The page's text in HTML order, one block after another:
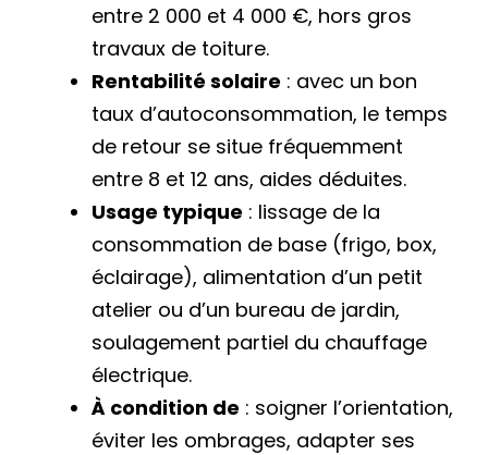
entre 2 000 et 4 000 €, hors gros
travaux de toiture.
Rentabilité solaire : avec un bon
taux d’autoconsommation, le temps
de retour se situe fréquemment
entre 8 et 12 ans, aides déduites.
Usage typique : lissage de la
consommation de base (frigo, box,
éclairage), alimentation d’un petit
atelier ou d’un bureau de jardin,
soulagement partiel du chauffage
électrique.
À condition de : soigner l’orientation,
éviter les ombrages, adapter ses